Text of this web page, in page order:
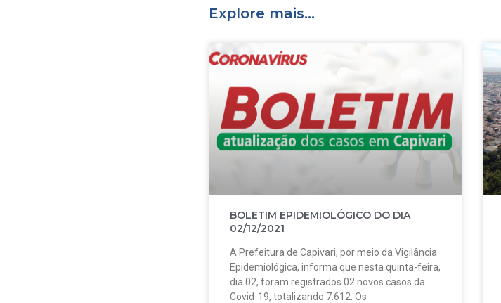
Explore mais...
BOLETIM EPIDEMIOLÓGICO DO DIA
02/12/2021
A Prefeitura de Capivari, por meio da Vigilância
Epidemiológica, informa que nesta quinta-feira,
dia 02, foram registrados 02 novos casos da
Covid-19, totalizando 7.612. Os